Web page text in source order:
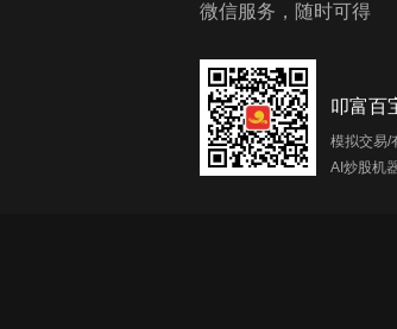
微信服务，随时可得
叩富百
模拟交易/
AI炒股机